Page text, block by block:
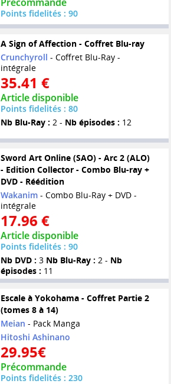
Points fidelités : 90
A Sign of Affection - Coffret Blu-ray
Crunchyroll - Coffret Blu-Ray -
intégrale
35.41 €
Article disponible
Points fidelités : 80
Nb Blu-Ray : 2 - Nb épisodes : 12
Sword Art Online (SAO) - Arc 2 (ALO)
- Edition Collector - Combo Blu-ray +
DVD - Réédition
Wakanim- Combo Blu-Ray + DVD -
intégrale
17.96 €
Article disponible
Points fidelités : 90
Nb DVD : 3 Nb Blu-Ray : 2 - Nb
épisodes : 11
Escale à Yokohama - Coffret Partie 2
(tomes 8 à 14)
Meian - Pack Manga
Hitoshi Ashinano
29.95€
Précommande
Points fidelités : 230